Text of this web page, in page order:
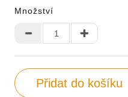
Množství
Přidat do košíku